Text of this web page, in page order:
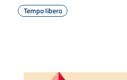
Tempo libero